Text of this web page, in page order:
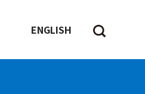
ENGLISH